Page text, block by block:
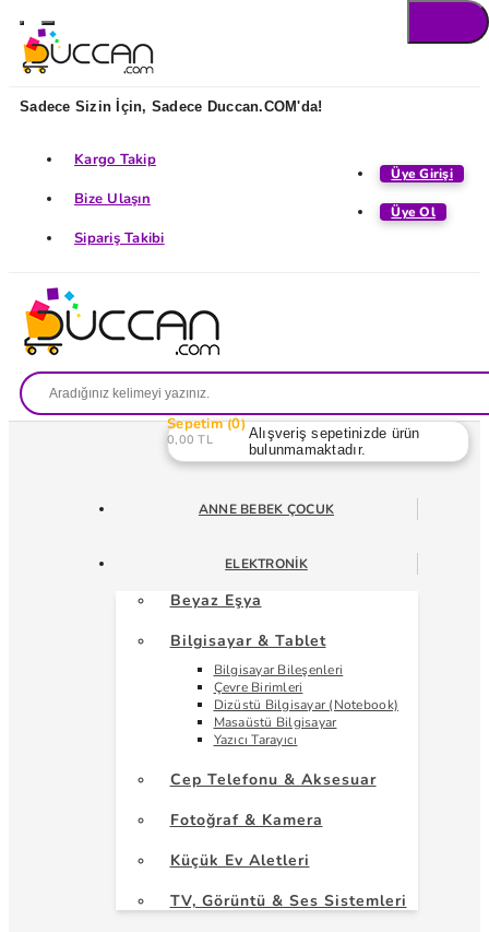
Sadece Sizin İçin, Sadece Duccan.COM'da!
Üye Girişi
Üye Ol
Kargo Takip
Bize Ulaşın
Sipariş Takibi
Sepetim 0
0,00 TL
Alışveriş sepetinizde ürün
bulunmamaktadır.
ANNE BEBEK ÇOCUK
ELEKTRONIK
Beyaz Eşya
Bilgisayar & Tablet
Bilgisayar Bileşenleri
Çevre Birimleri
Dizüstü Bilgisayar (Notebook)
Masaüstü Bilgisayar
Yazıcı Tarayıcı
Cep Telefonu & Aksesuar
Fotoğraf & Kamera
Küçük Ev Aletleri
TV, Görüntü & Ses Sistemleri